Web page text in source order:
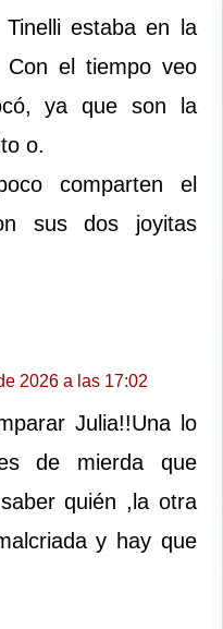
estaba en la
el tiempo veo
ya que son la
o.
comparten el
sus dos joyitas
2026 a las 17:02
Julia!!Una lo
de mierda que
quién ,la otra
y hay que